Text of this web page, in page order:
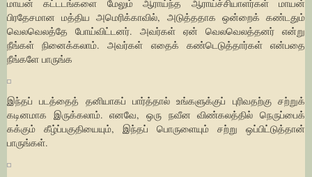
மாயன் கட்டடங்களை மேலும் ஆராய்ந்த ஆராய்ச்சியாளர்கள் மாயன்
பிரதேசமான மத்திய அமெரிக்காவில், அடுத்ததாக ஒன்றைக் கண்டதும்
வெலவெலத்தே போய்விட்டனர். அவர்கள் ஏன் வெலவெலத்தனர் என்று
நீங்கள் நினைக்கலாம். அவர்கள் எதைக் கண்டெடுத்தார்கள் என்பதை
நீங்களே பாருங்க
இந்தப் படத்தைத் தனியாகப் பார்த்தால் உங்களுக்குப் புரிவதற்கு சற்றுக்
கடினமாக இருக்கலாம். எனவே, ஒரு நவீன விண்கலத்தில் நெருப்பைக்
கக்கும் கீழ்ப்பகுதியையும், இந்தப் பொருளையும் சற்று ஒப்பிட்டுத்தான்
பாருங்கள்.